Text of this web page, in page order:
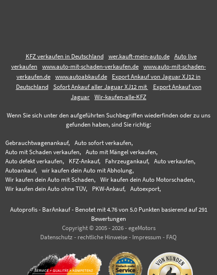
KFZ verkaufen in Deutschland wer.kauft-mein-auto.de
Auto live
verkaufen
www.auto-mit-schaden-verkaufen.de
www.auto-mit-schaden-
verkaufen.de
www.autoabkauf.de
Export Ankauf von Jaguar XJ12 in
Deutschland
Sofort Ankauf aller Jaguar XJ12 mit
Export Ankauf von
Jaguar
Wir-kaufen-alle-KFZ
Wenn Sie sich unter den aufgeführten Suchbegriffen wiederfinden oder zu uns
gefunden haben, sind Sie richtig:
Gebrauchtwagenankauf,
Auto sofort verkaufen,
Auto mit Schaden verkaufen,
Auto mit Mängel verkaufen,
Auto defekt verkaufen,
KFZ-Ankauf, Fahrzeugankauf,
Auto verkaufen,
Autoankauf,
wir kaufen dein Auto mit Abholung,
Wir kaufen dein Auto mit Schaden,
Wir kaufen dein Auto Motorschaden,
Wir kaufen dein Auto ohne TÜV,
PKW-Ankauf, Autoexport,
Autoprofis - BarAnkauf- Benotet mit 4.76von 5.0 Punkten basierend auf 291
Bewertungen
Copyright © 2005 - 2026 - egeMotors
Datenschutz - rechtliche Hinweise - Impressum - FAQ